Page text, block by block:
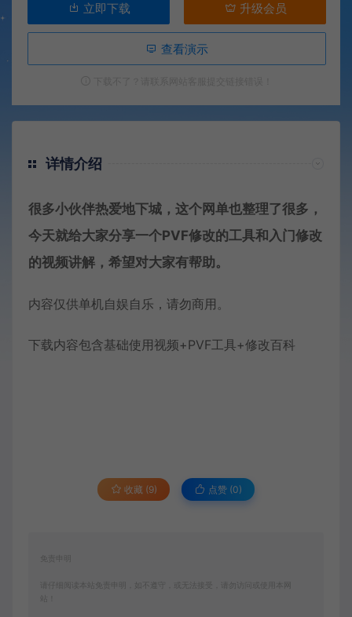
立即下载 升级会员
查看演示
详情介绍
很多小伙伴热爱地下城，这个网单也整理了很多，
今天就给大家分享一个PVF修改的工具和入门修改
的视频讲解，希望对大家有帮助。
内容仅供单机自娱自乐，请勿商用。
下载内容包含基础使用视频+PVF工具+修改百科
收藏 (9) 点赞 (0)
免责申明
请仔细阅读本站免责申明，如不遵守，或无法接受，请勿访问或使用本网